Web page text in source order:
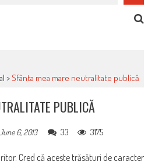
>Sfânta mea mare neutralitate publică
PUBLICĂ
6, 2013 33 3175
Cred că aceste trăsături de caracter